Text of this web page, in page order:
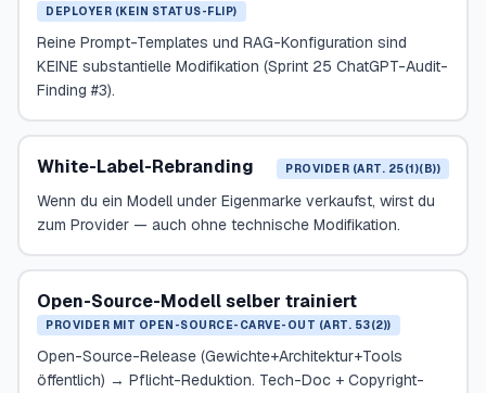
DEPLOYER (KEIN STATUS-FLIP)
Reine Prompt-Templates und RAG-Konfiguration sind
KEINE substantielle Modifikation (Sprint 25 ChatGPT-Audit-
Finding #3).
White-Label-Rebranding PROVIDER (ART. 25(1)(B))
Wenn du ein Modell under Eigenmarke verkaufst, wirst du
zum Provider — auch ohne technische Modifikation.
Open-Source-Modell selber trainiert
PROVIDER MIT OPEN-SOURCE-CARVE-OUT (ART. 53(2))
Open-Source-Release (Gewichte+Architektur+Tools
öffentlich) → Pflicht-Reduktion. Tech-Doc + Copyright-